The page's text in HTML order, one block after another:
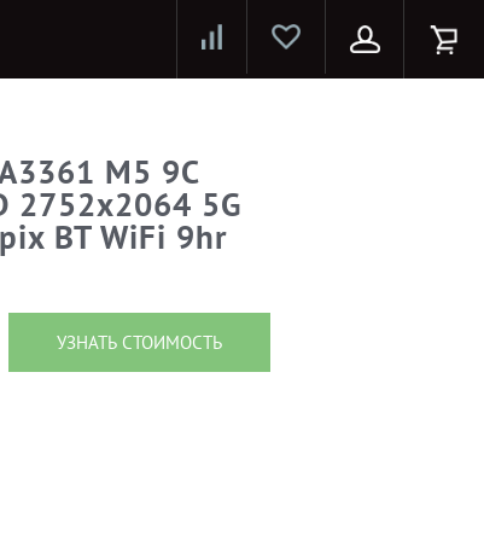
M5 9C
2752x2064 5G
BT WiFi 9hr
УЗНАТЬ СТОИМОСТЬ